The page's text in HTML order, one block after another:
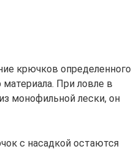
крючков определенного
При ловле в
монофильной лески, он
с насадкой остаются